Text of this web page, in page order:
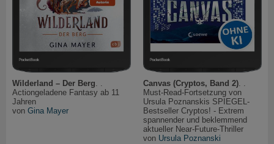
Wilderland – Der Berg. .
Actiongeladene Fantasy ab 11
Jahren
von Gina Mayer
Canvas (Cryptos, Band 2). .
Must-Read-Fortsetzung von
Ursula Poznanskis SPIEGEL-
Bestseller Cryptos! - Extrem
spannender und beklemmend
aktueller Near-Future-Thriller
von Ursula Poznanski